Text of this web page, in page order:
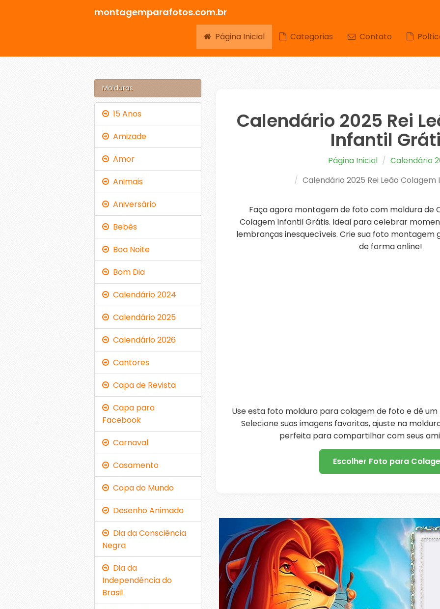
montagemparafotos.com.br
Página Inicial Categorias Contato
Calendário 2025 Rei
Infantil
Página Inicial
Calendário
Calendário 2025 Rei Leão
Faça agora montagem de foto com moldura de
Colagem Infantil Grátis. Ideal para celebrar
lembranças inesquecíveis. Crie sua foto montagem
de forma online!
Use esta foto moldura para colagem de foto e dê um
Selecione suas imagens favoritas, ajuste na
perfeita para compartilhar com seus
Escolher Foto para
Molduras
15 Anos
Amizade
Amor
Animais
Aniversário
Bebês
Boa Noite
Bom Dia
Calendário 2024
Calendário 2025
Calendário 2026
Cantores
Capa de Revista
Capa para
Facebook
Carnaval
Casamento
Copa do Mundo
Desenho Animado
Dia da Consciência
Negra
Dia da
Independência do
Brasil